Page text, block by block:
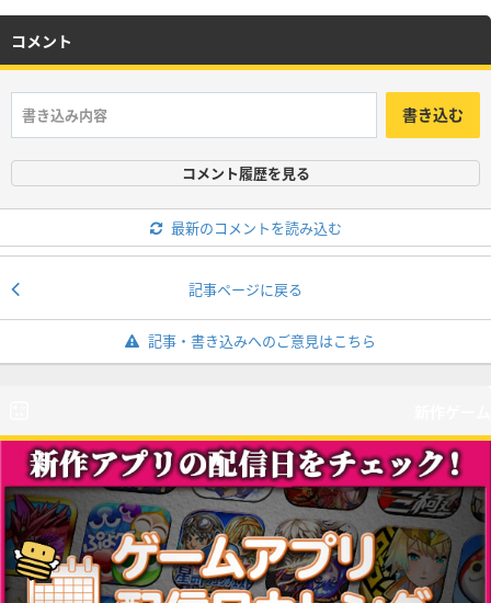
コメント
書き込む
コメント履歴を見る
最新のコメントを読み込む
記事ページに戻る
記事・書き込みへのご意見はこちら